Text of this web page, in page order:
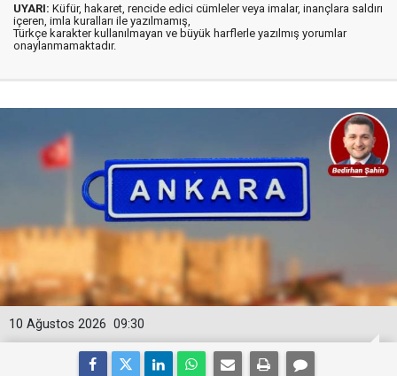
UYARI: Küfür, hakaret, rencide edici cümleler veya imalar, inançlara saldırı
içeren, imla kuralları ile yazılmamış,
Türkçe karakter kullanılmayan ve büyük harflerle yazılmış yorumlar
onaylanmamaktadır.
09:30
10 Ağustos 2026